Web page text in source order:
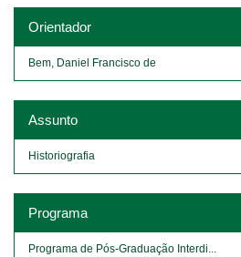
Orientador
Bem, Daniel Francisco de
Assunto
Historiografia
Programa
Programa de Pós-Graduação Interdi...